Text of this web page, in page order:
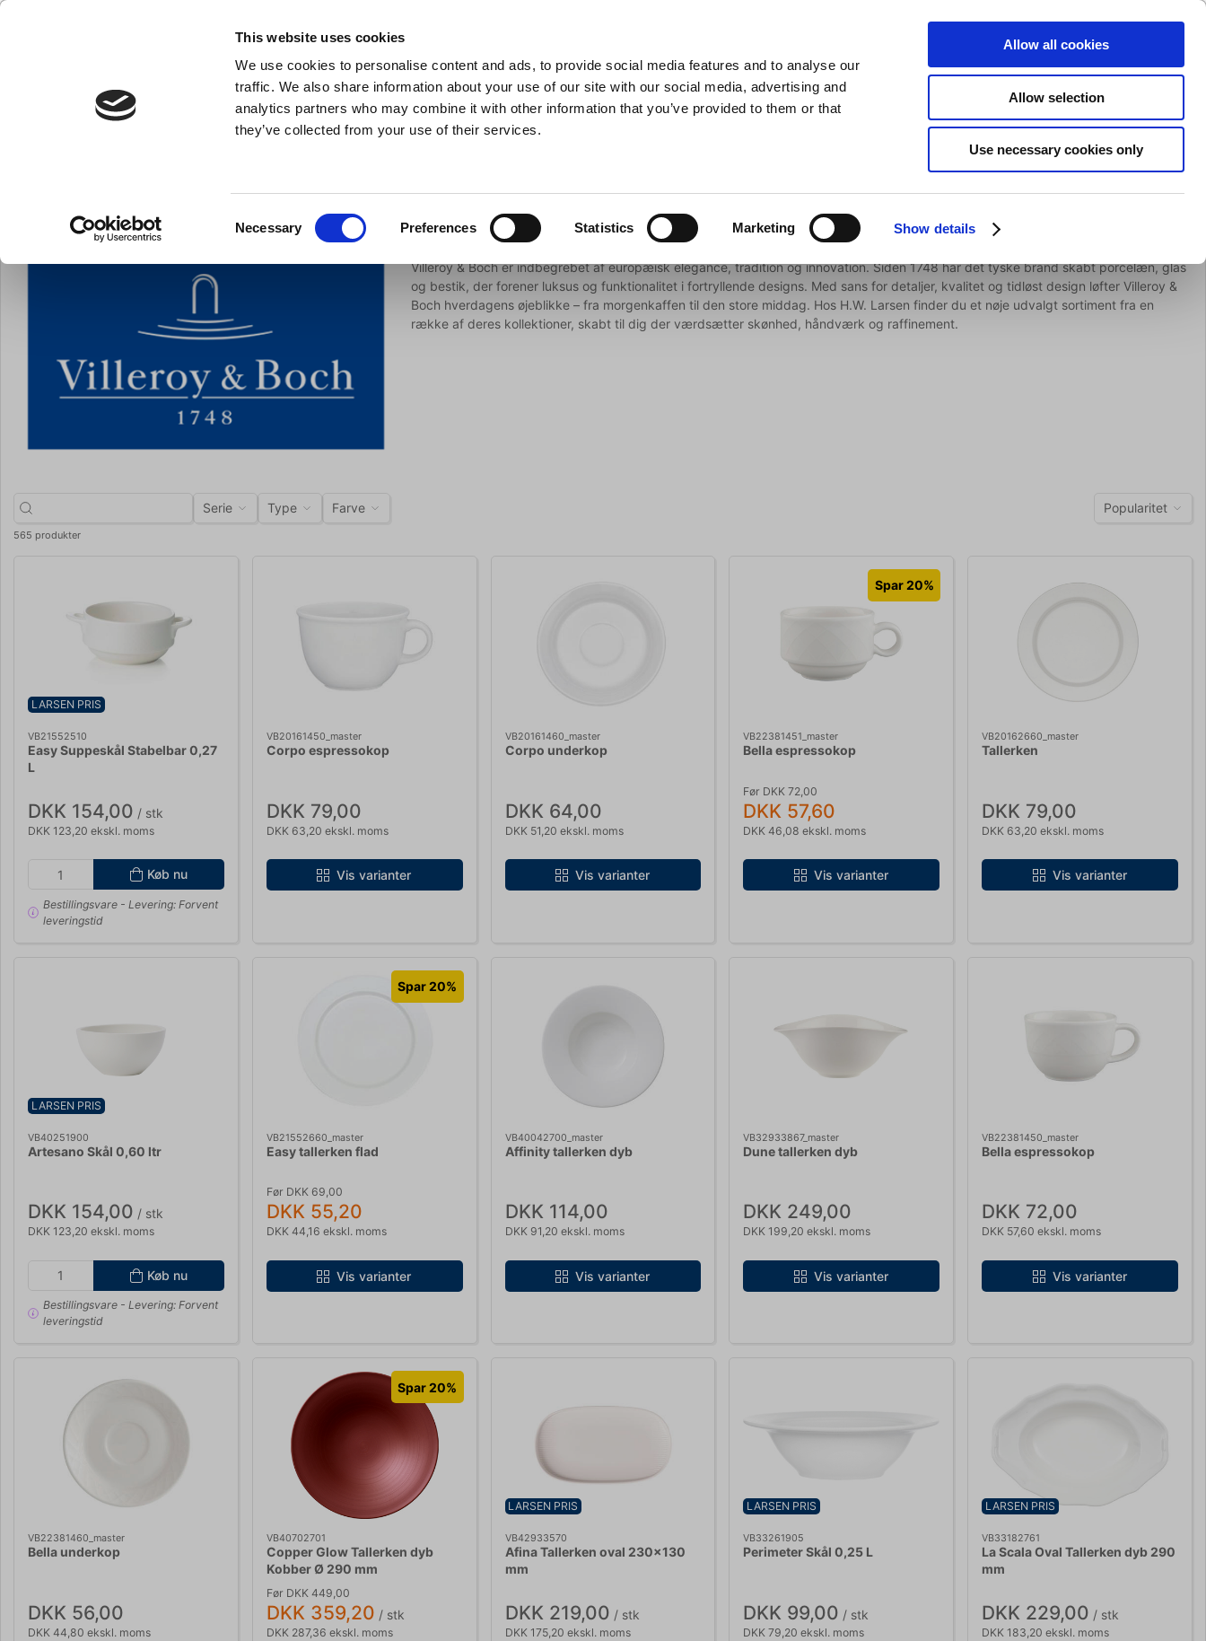
This website uses cookies
We use cookies to personalise content and ads, to provide social media features and to analyse our
traffic. We also share information about your use of our site with our social media, advertising and
analytics partners who may combine it with other information that you’ve provided to them or that
they’ve collected from your use of their services.
Necessary Preferences Statistics Marketing Show details
Allow all cookies
Allow selection
Use necessary cookies only
- Køkkenudstyr til professionelle og entusiaster Søg Indkøbskurv (0)
Køkkenredskaber Gryder & Pander Grill Barudstyr Tilbud Brands Slibning
Villeroy & Boch
Villeroy & Boch er indbegrebet af europæisk elegance, tradition og innovation. Siden 1748 har det tyske brand skabt porcelæn, glas
og bestik, der forener luksus og funktionalitet i fortryllende designs. Med sans for detaljer, kvalitet og tidløst design løfter Villeroy &
Boch hverdagens øjeblikke – fra morgenkaffen til den store middag. Hos H.W. Larsen finder du et nøje udvalgt sortiment fra en
række af deres kollektioner, skabt til dig der værdsætter skønhed, håndværk og raffinement.
Serie Type Farve Popularitet
565 produkter
LARSEN PRIS
VB21552510
Easy Suppeskål Stabelbar 0,27
L
DKK 154,00 / stk
DKK 123,20 ekskl. moms
Køb nu
Bestillingsvare - Levering: Forvent
leveringstid
VB20161450_master
Corpo espressokop
DKK 79,00
DKK 63,20 ekskl. moms
Vis varianter
VB20161460_master
Corpo underkop
DKK 64,00
DKK 51,20 ekskl. moms
Vis varianter
Spar 20%
VB22381451_master
Bella espressokop
Før DKK 72,00
DKK 57,60
DKK 46,08 ekskl. moms
Vis varianter
VB20162660_master
Tallerken
DKK 79,00
DKK 63,20 ekskl. moms
Vis varianter
LARSEN PRIS
VB40251900
Artesano Skål 0,60 ltr
DKK 154,00 / stk
DKK 123,20 ekskl. moms
Køb nu
Bestillingsvare - Levering: Forvent
leveringstid
Spar 20%
VB21552660_master
Easy tallerken flad
Før DKK 69,00
DKK 55,20
DKK 44,16 ekskl. moms
Vis varianter
VB40042700_master
Affinity tallerken dyb
DKK 114,00
DKK 91,20 ekskl. moms
Vis varianter
VB32933867_master
Dune tallerken dyb
DKK 249,00
DKK 199,20 ekskl. moms
Vis varianter
VB22381450_master
Bella espressokop
DKK 72,00
DKK 57,60 ekskl. moms
Vis varianter
VB22381460_master
Bella underkop
DKK 56,00
DKK 44,80 ekskl. moms
Spar 20%
VB40702701
Copper Glow Tallerken dyb
Kobber Ø 290 mm
Før DKK 449,00
DKK 359,20 / stk
DKK 287,36 ekskl. moms
LARSEN PRIS
VB42933570
Afina Tallerken oval 230x130
mm
DKK 219,00 / stk
DKK 175,20 ekskl. moms
LARSEN PRIS
VB33261905
Perimeter Skål 0,25 L
DKK 99,00 / stk
DKK 79,20 ekskl. moms
LARSEN PRIS
VB33182761
La Scala Oval Tallerken dyb 290
mm
DKK 229,00 / stk
DKK 183,20 ekskl. moms